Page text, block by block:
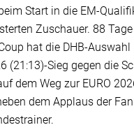
Start in die EM-
Zuschauer. 88
hat die DHB-
(21:13)-Sieg gegen die
dem Weg zur EURO
dem Applaus der